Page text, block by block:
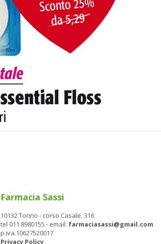
Farmacia Sassi
10132 Torino - corso Casale, 316
tel 011 8980155 - email: farmaciasassi@gmail.com
p.iva.10627520017
Privacy Policy